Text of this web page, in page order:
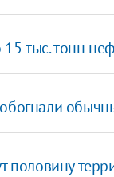
тыс. тонн
половину